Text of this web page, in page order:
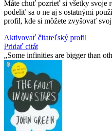
Máte chuť pozrieť si všetky svoje
podeliť sa o ne aj s ostatnými
profil, kde si môžete zvyšovať
Aktivovať čitateľský profil
Pridať citát
Some infinities are bigger than